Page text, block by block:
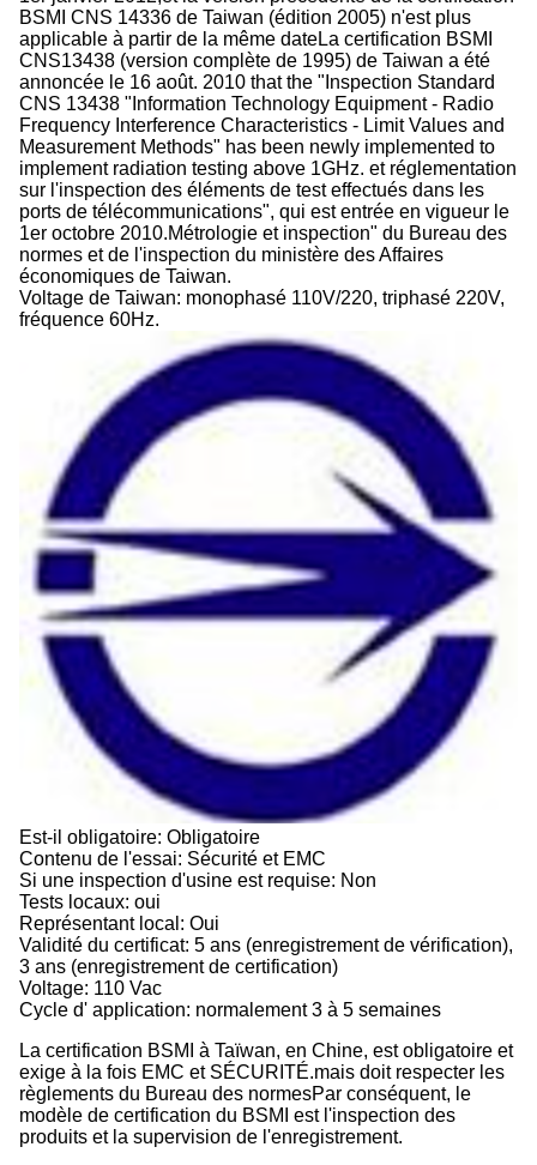
BSMI CNS 14336 de Taiwan (édition 2005) n'est plus
applicable à partir de la même dateLa certification BSMI
CNS13438 (version complète de 1995) de Taiwan a été
annoncée le 16 août. 2010 that the "Inspection Standard
CNS 13438 "Information Technology Equipment - Radio
Frequency Interference Characteristics - Limit Values and
Measurement Methods" has been newly implemented to
implement radiation testing above 1GHz. et réglementation
sur l'inspection des éléments de test effectués dans les
ports de télécommunications", qui est entrée en vigueur le
1er octobre 2010.Métrologie et inspection" du Bureau des
normes et de l'inspection du ministère des Affaires
économiques de Taiwan.
Voltage de Taiwan: monophasé 110V/220, triphasé 220V,
fréquence 60Hz.
Est-il obligatoire: Obligatoire
Contenu de l'essai: Sécurité et EMC
Si une inspection d'usine est requise: Non
Tests locaux: oui
Représentant local: Oui
Validité du certificat: 5 ans (enregistrement de vérification),
3 ans (enregistrement de certification)
Voltage: 110 Vac
Cycle d' application: normalement 3 à 5 semaines
La certification BSMI à Taïwan, en Chine, est obligatoire et
exige à la fois EMC et SÉCURITÉ.mais doit respecter les
règlements du Bureau des normesPar conséquent, le
modèle de certification du BSMI est l'inspection des
produits et la supervision de l'enregistrement.